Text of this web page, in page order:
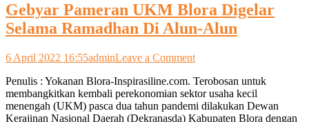
Gebyar Pameran UKM Blora Digelar
Selama Ramadhan Di Alun-Alun
6 April 2022 16:55adminLeave a Commenton
Pameran
UKM
Blora
Digelar
Penulis : Yokanan Blora-Inspirasiline.com. Terobosan untuk
membangkitkan kembali perekonomian sektor usaha kecil
menengah (UKM) pasca dua tahun pandemi dilakukan Dewan
Kerajinan Nasional Daerah (Dekranasda) Kabupaten Blora dengan